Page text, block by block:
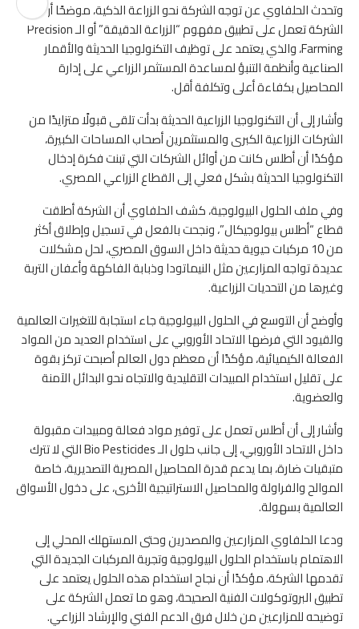
وتحدث الحلفاوي عن توجه الشركة نحو الزراعة الذكية، موضحًا أن
الشركة تعمل على تطبيق مفهوم “الزراعة الدقيقة” أو الـ Precision
Farming، والذي يعتمد على توظيف التكنولوجيا الحديثة والأقمار
الصناعية وأنظمة التنبؤ لمساعدة المستثمر الزراعي على إدارة
المحاصيل بكفاءة أعلى وتكلفة أقل.
وأشار إلى أن التكنولوجيا الزراعية الحديثة بدأت تلقى قبولًا متزايدًا من
الشركات الزراعية الكبرى والمستثمرين أصحاب المساحات الكبيرة،
مؤكدًا أن أطلس كانت من أوائل الشركات التي تبنت فكرة إدخال
التكنولوجيا الحديثة بشكل فعلي إلى القطاع الزراعي المصري.
وفي ملف الحلول البيولوجية، كشف الحلفاوي أن الشركة أطلقت
قطاع “أطلس بيولوجيكال”، ونجحت بالفعل في تسجيل وإطلاق أكثر
من 10 مركبات حيوية حديثة داخل السوق المصري، لحل مشكلات
عديدة تواجه المزارعين مثل النيماتودا وذبابة الفاكهة وأعفان التربة
وغيرها من التحديات الزراعية.
وأوضح أن التوسع في الحلول البيولوجية جاء استجابة للتغيرات العالمية
والقيود التي فرضها الاتحاد الأوروبي على استخدام العديد من المواد
الفعالة الكيميائية، مؤكدًا أن معظم دول العالم أصبحت تركز بقوة
على تقليل استخدام المبيدات التقليدية والاتجاه نحو البدائل الآمنة
والعضوية.
وأشار إلى أن أطلس تعمل على توفير مواد فعالة ومبيدات مقبولة
داخل الاتحاد الأوروبي، إلى جانب حلول الـ Bio Pesticides التي لا تترك
متبقيات ضارة، بما يدعم قدرة المحاصيل المصرية التصديرية، خاصة
الموالح والفراولة والمحاصيل الاستراتيجية الأخرى، على دخول الأسواق
العالمية بسهولة.
ودعا الحلفاوي المزارعين والمصدرين وحتى المستهلك المحلي إلى
الاهتمام باستخدام الحلول البيولوجية وتجربة المركبات الجديدة التي
تقدمها الشركة، مؤكدًا أن نجاح استخدام هذه الحلول يعتمد على
تطبيق البروتوكولات الفنية الصحيحة، وهو ما تعمل الشركة على
توضيحه للمزارعين من خلال فرق الدعم الفني والإرشاد الزراعي.